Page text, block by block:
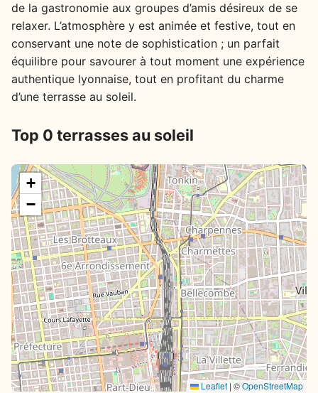
de la gastronomie aux groupes d’amis désireux de se
relaxer. L’atmosphère y est animée et festive, tout en
conservant une note de sophistication ; un parfait
équilibre pour savourer à tout moment une expérience
authentique lyonnaise, tout en profitant du charme
d’une terrasse au soleil.
Top 0 terrasses au soleil
+
−
Leaflet |©OpenStreetMap